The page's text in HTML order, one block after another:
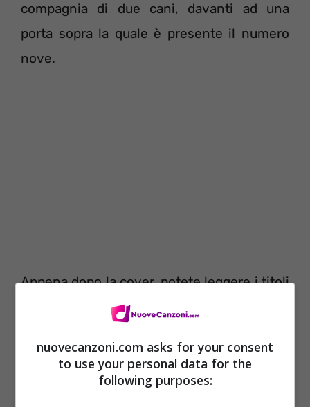
compagnia di due cani, davanti ad una
porta sopra la quale è presente il numero
nove.
Appena dopo la cover, potete leggere i titoli
di tutte le canzoni che compongono questa
nuovecanzoni.com asks for your consent
to use your personal data for the
following purposes: